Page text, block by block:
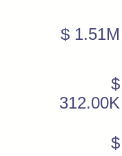
$ 1.51M
$
312.00K
$